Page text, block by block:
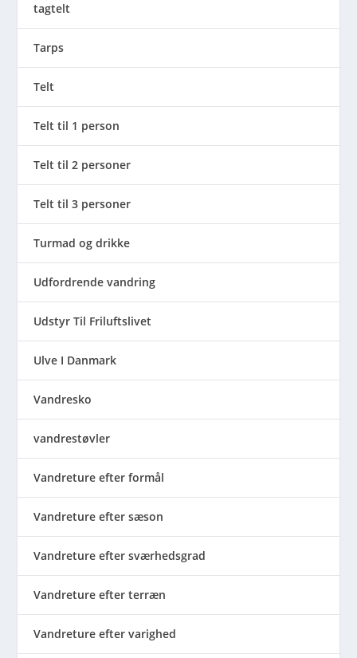
tagtelt
Tarps
Telt
Telt til 1 person
Telt til 2 personer
Telt til 3 personer
Turmad og drikke
Udfordrende vandring
Udstyr Til Friluftslivet
Ulve I Danmark
Vandresko
vandrestøvler
Vandreture efter formål
Vandreture efter sæson
Vandreture efter sværhedsgrad
Vandreture efter terræn
Vandreture efter varighed